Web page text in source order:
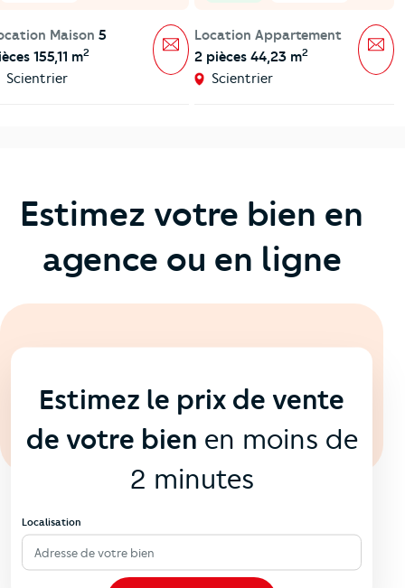
Maison 5
155,11 m2
Scientrier
Message
Location Appartement
2 pièces 44,23 m2
Scientrier
Estimez votre bien en
agence ou en ligne
Estimez le prix de vente
de votre bien en moins de
2 minutes
Localisation
Adresse de votre bien